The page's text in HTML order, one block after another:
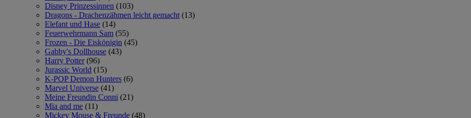
Disney Prinzessinnen (103)
Dragons - Drachenzähmen leicht gemacht (13)
Elefant und Hase (14)
Feuerwehrmann Sam (55)
Frozen - Die Eiskönigin (45)
Gabby's Dollhouse (43)
Harry Potter (96)
Jurassic World (15)
K-POP Demon Hunters (6)
Marvel Universe (41)
Meine Freundin Conni (21)
Mia and me (11)
Mickey Mouse & Freunde (48)